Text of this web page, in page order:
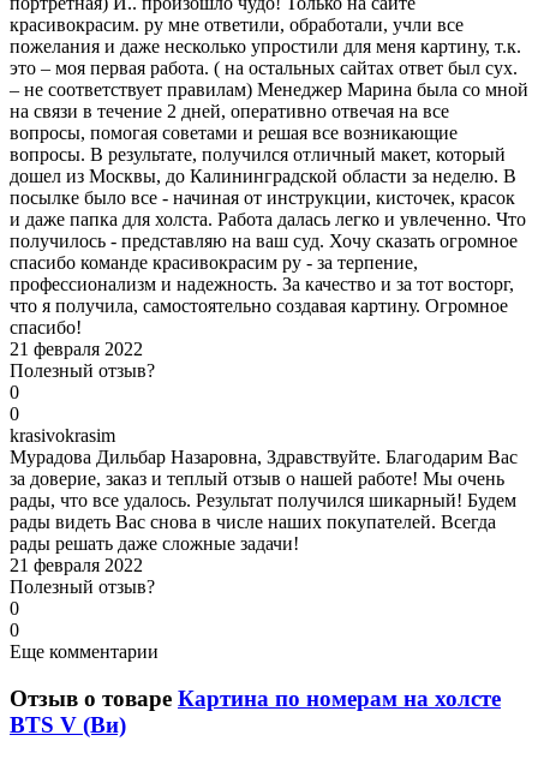
красивокрасим. ру мне ответили, обработали, учли все
пожелания и даже несколько упростили для меня картину, т.к.
это – моя первая работа. ( на остальных сайтах ответ был сух.
– не соответствует правилам) Менеджер Марина была со мной
на связи в течение 2 дней, оперативно отвечая на все
вопросы, помогая советами и решая все возникающие
вопросы. В результате, получился отличный макет, который
дошел из Москвы, до Калининградской области за неделю. В
посылке было все - начиная от инструкции, кисточек, красок
и даже папка для холста. Работа далась легко и увлеченно. Что
получилось - представляю на ваш суд. Хочу сказать огромное
спасибо команде красивокрасим ру - за терпение,
профессионализм и надежность. За качество и за тот восторг,
что я получила, самостоятельно создавая картину. Огромное
спасибо!
21 февраля 2022
Полезный отзыв?
0
0
krasivokrasim
Мурадова Дильбар Назаровна, Здравствуйте. Благодарим Вас
за доверие, заказ и теплый отзыв о нашей работе! Мы очень
рады, что все удалось. Результат получился шикарный! Будем
рады видеть Вас снова в числе наших покупателей. Всегда
рады решать даже сложные задачи!
21 февраля 2022
Полезный отзыв?
0
0
Еще комментарии
Отзыв о товаре Картина по номерам на холсте
BTS V (Ви)